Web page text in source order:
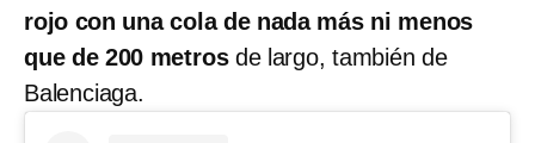
rojo con una cola de nada más ni menos
que de 200 metrosde largo, también de
Balenciaga.